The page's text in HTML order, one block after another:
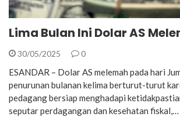
Lima Bulan Ini Dolar AS
30/05/2025 0
ESANDAR – Dolar AS melemah pada hari
penurunan bulanan kelima berturut-turut
pedagang bersiap menghadapi
seputar perdagangan dan kesehatan fiskal,…